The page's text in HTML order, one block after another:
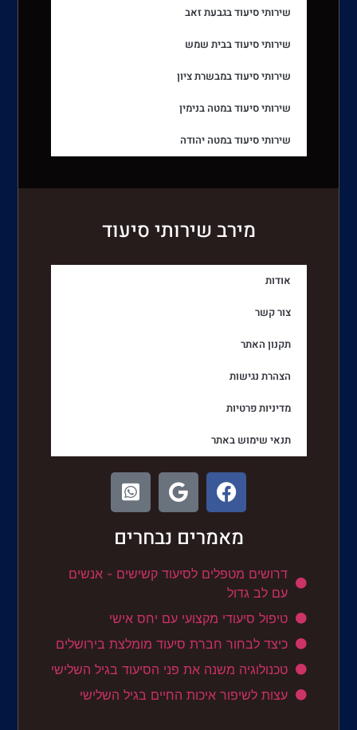
שירותי סיעוד בגבעת זאב
שירותי סיעוד בבית שמש
שירותי סיעוד במבשרת ציון
שירותי סיעוד במטה בנימין
שירותי סיעוד במטה יהודה
מירב שירותי סיעוד
אודות
צור קשר
תקנון האתר
הצהרת נגישות
מדיניות פרטיות
תנאי שימוש באתר
מאמרים נבחרים
דרושים מטפלים לסיעוד קשישים - אנשים
עם לב גדול
טיפול סיעודי מקצועי עם יחס אישי
כיצד לבחור חברת סיעוד מומלצת בירושלים
טכנולוגיה משנה את פני הסיעוד בגיל השלישי
עצות לשיפור איכות החיים בגיל השלישי